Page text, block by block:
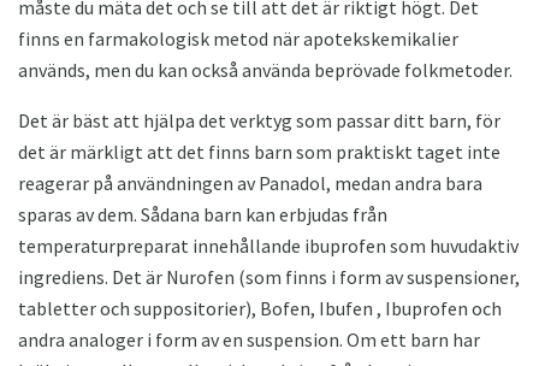
måste du mäta det och se till att det är riktigt högt. Det
finns en farmakologisk metod när apotekskemikalier
används, men du kan också använda beprövade folkmetoder.
Det är bäst att hjälpa det verktyg som passar ditt barn, för
det är märkligt att det finns barn som praktiskt taget inte
reagerar på användningen av Panadol, medan andra bara
sparas av dem. Sådana barn kan erbjudas från
temperaturpreparat innehållande ibuprofen som huvudaktiv
ingrediens. Det är Nurofen (som finns i form av suspensioner,
tabletter och suppositorier), Bofen, Ibufen , Ibuprofen och
andra analoger i form av en suspension. Om ett barn har